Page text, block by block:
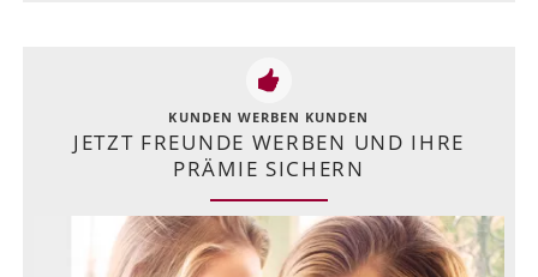
KUNDEN WERBEN KUNDEN
JETZT FREUNDE WERBEN UND IHRE
PRÄMIE SICHERN